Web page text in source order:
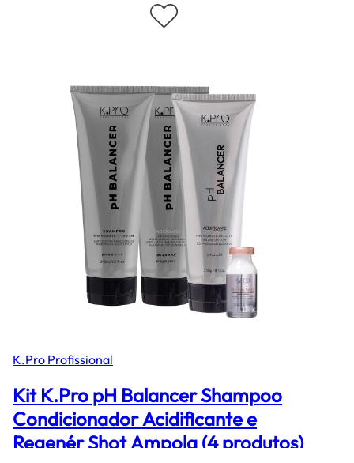
K.Pro Profissional
Kit K.Pro pH Balancer Shampoo
Condicionador Acidificante e
Regenér Shot Ampola (4 produtos)